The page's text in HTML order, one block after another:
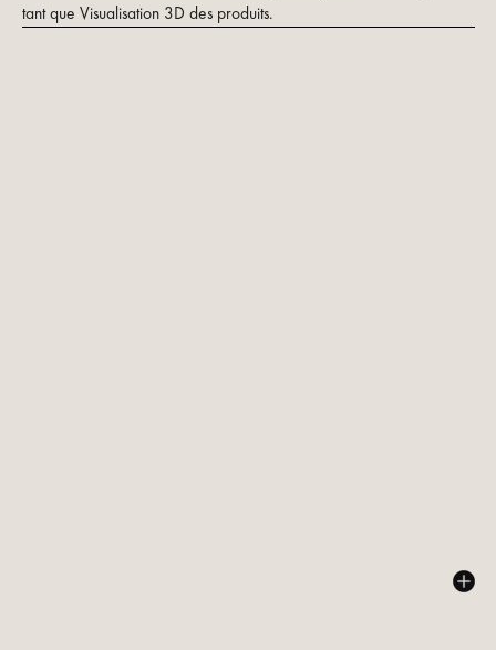
tant que Visualisation 3D des produits.